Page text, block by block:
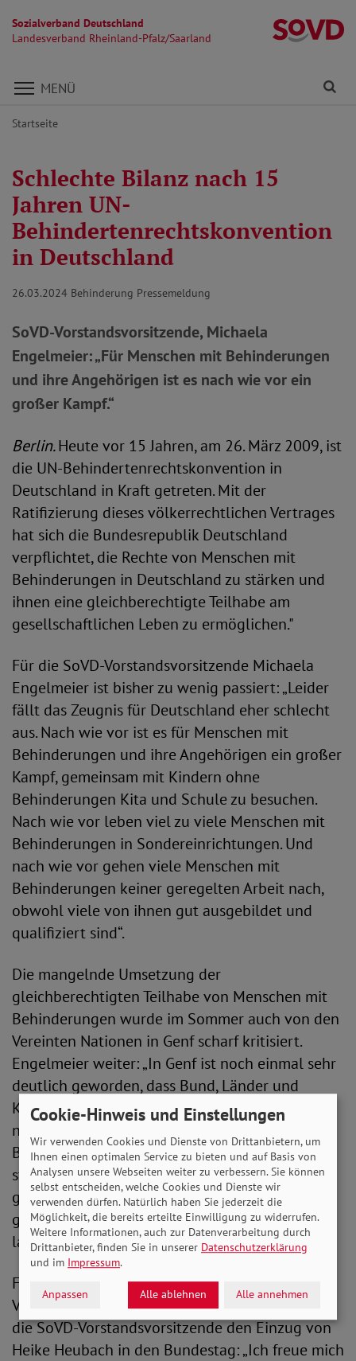
Sozialverband Deutschland
Landesverband Rheinland-Pfalz/Saarland
Direkt zu den Inhalten springen
MENÜ
Startseite
Schlechte Bilanz nach 15
Jahren UN-
Behindertenrechtskonvention
in Deutschland
26.03.2024 Behinderung Pressemeldung
SoVD-Vorstandsvorsitzende, Michaela
Engelmeier: „Für Menschen mit Behinderungen
und ihre Angehörigen ist es nach wie vor ein
großer Kampf.“
Berlin.Heute vor 15 Jahren, am 26. März 2009, ist
die UN-Behindertenrechtskonvention in
Deutschland in Kraft getreten. Mit der
Ratifizierung dieses völkerrechtlichen Vertrages
hat sich die Bundesrepublik Deutschland
verpflichtet, die Rechte von Menschen mit
Behinderungen in Deutschland zu stärken und
ihnen eine gleichberechtigte Teilhabe am
gesellschaftlichen Leben zu ermöglichen."
Für die SoVD-Vorstandsvorsitzende Michaela
Engelmeier ist bisher zu wenig passiert: „Leider
fällt das Zeugnis für Deutschland eher schlecht
aus. Nach wie vor ist es für Menschen mit
Behinderungen und ihre Angehörigen ein großer
Kampf, gemeinsam mit Kindern ohne
Behinderungen Kita und Schule zu besuchen.
Nach wie vor leben viel zu viele Menschen mit
Behinderungen in Sondereinrichtungen. Und
nach wie vor gehen viele Menschen mit
Behinderungen keiner geregelten Arbeit nach,
obwohl viele von ihnen gut ausgebildet und
qualifiziert sind“.
Die mangelnde Umsetzung der
gleichberechtigten Teilhabe von Menschen mit
Behinderungen wurde im Sommer auch von den
Vereinten Nationen in Genf scharf kritisiert.
Engelmeier weiter: „In Genf ist noch einmal sehr
deutlich geworden, dass Bund, Länder und
Kommunen ihrer selbsterklärten Verpflichtung
nicht ausreichend nachkommen. Sie müssen die
Belange von Menschen mit Behinderungen
stärker in den Blick nehmen und das Recht auf
gleichberechtigte Teilhabe für alle
gewährleisten. Daran müssen sie sich messen
lassen.“
Für eine gleichberechtigte Teilhabe sind
Vorbilder besonders wichtig. Deshalb begrüßt
die SoVD-Vorstandsvorsitzende den Einzug von
Heike Heubach in den Bundestag: „Ich freue mich
Cookie-Hinweis und Einstellungen
Wir verwenden Cookies und Dienste von Drittanbietern, um
Ihnen einen optimalen Service zu bieten und auf Basis von
Analysen unsere Webseiten weiter zu verbessern. Sie können
selbst entscheiden, welche Cookies und Dienste wir
verwenden dürfen. Natürlich haben Sie jederzeit die
Möglichkeit, die bereits erteilte Einwilligung zu widerrufen.
Weitere Informationen, auch zur Datenverarbeitung durch
Drittanbieter, finden Sie in unserer Datenschutzerklärung
und im Impressum.
Anpassen Alle ablehnen Alle annehmen